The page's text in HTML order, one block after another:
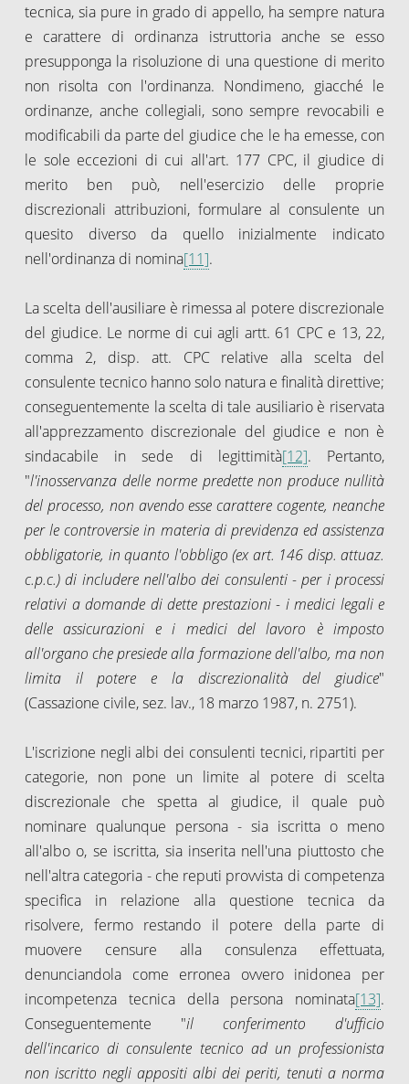
tecnica, sia pure in grado di appello, ha sempre natura
e carattere di ordinanza istruttoria anche se esso
presupponga la risoluzione di una questione di merito
non risolta con l'ordinanza. Nondimeno, giacché le
ordinanze, anche collegiali, sono sempre revocabili e
modificabili da parte del giudice che le ha emesse, con
le sole eccezioni di cui all'art. 177 CPC, il giudice di
merito ben può, nell'esercizio delle proprie
discrezionali attribuzioni, formulare al consulente un
quesito diverso da quello inizialmente indicato
nell'ordinanza di nomina[11].
La scelta dell'ausiliare è rimessa al potere discrezionale
del giudice. Le norme di cui agli artt. 61 CPC e 13, 22,
comma 2, disp. att. CPC relative alla scelta del
consulente tecnico hanno solo natura e finalità direttive;
conseguentemente la scelta di tale ausiliario è riservata
all'apprezzamento discrezionale del giudice e non è
sindacabile in sede di legittimità[12]. Pertanto,
"l'inosservanza delle norme predette non produce nullità
del processo, non avendo esse carattere cogente, neanche
per le controversie in materia di previdenza ed assistenza
obbligatorie, in quanto l'obbligo (ex art. 146 disp. attuaz.
c.p.c.) di includere nell'albo dei consulenti - per i processi
relativi a domande di dette prestazioni - i medici legali e
delle assicurazioni e i medici del lavoro è imposto
all'organo che presiede alla formazione dell'albo, ma non
limita il potere e la discrezionalità del giudice"
(Cassazione civile, sez. lav., 18 marzo 1987, n. 2751).
L'iscrizione negli albi dei consulenti tecnici, ripartiti per
categorie, non pone un limite al potere di scelta
discrezionale che spetta al giudice, il quale può
nominare qualunque persona - sia iscritta o meno
all'albo o, se iscritta, sia inserita nell'una piuttosto che
nell'altra categoria - che reputi provvista di competenza
specifica in relazione alla questione tecnica da
risolvere, fermo restando il potere della parte di
muovere censure alla consulenza effettuata,
denunciandola come erronea ovvero inidonea per
incompetenza tecnica della persona nominata[13].
Conseguentemente "il conferimento d'ufficio
dell'incarico di consulente tecnico ad un professionista
non iscritto negli appositi albi dei periti, tenuti a norma